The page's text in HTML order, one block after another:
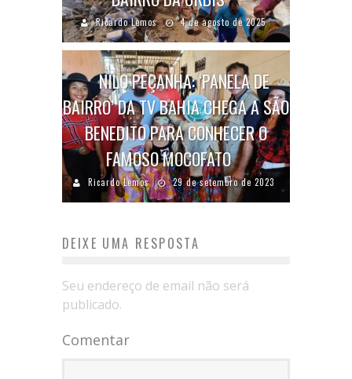
Ricardo Lemos 4 de agosto de 2025
NILO PEÇANHA: ‘PANELA DE
BAIRRO’ DA TV BAHIA CHEGA A SÃO
BENEDITO PARA CONHECER O
FAMOSO MOCOFATO
Ricardo Lemos 29 de setembro de 2023
DEIXE UMA RESPOSTA
Seu endereço de email não será
publicado.
Comentar